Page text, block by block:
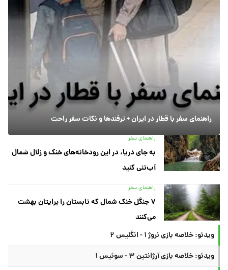
راهنمای سفر با قطار در ایران + ترفندها و نکات سفر راحت
راهنمای سفر
به جای دریا، در این رودخانه‌های خنک و زلال شمال
آب‌تنی کنید
راهنمای سفر
۷ جنگل خنک شمال که تابستان را برایتان بهشت
می‌کنند
ویدئو: خلاصه بازی نروژ ۱ - انگلیس ۲
ویدئو: خلاصه بازی آرژانتین ۳ - سوئیس ۱